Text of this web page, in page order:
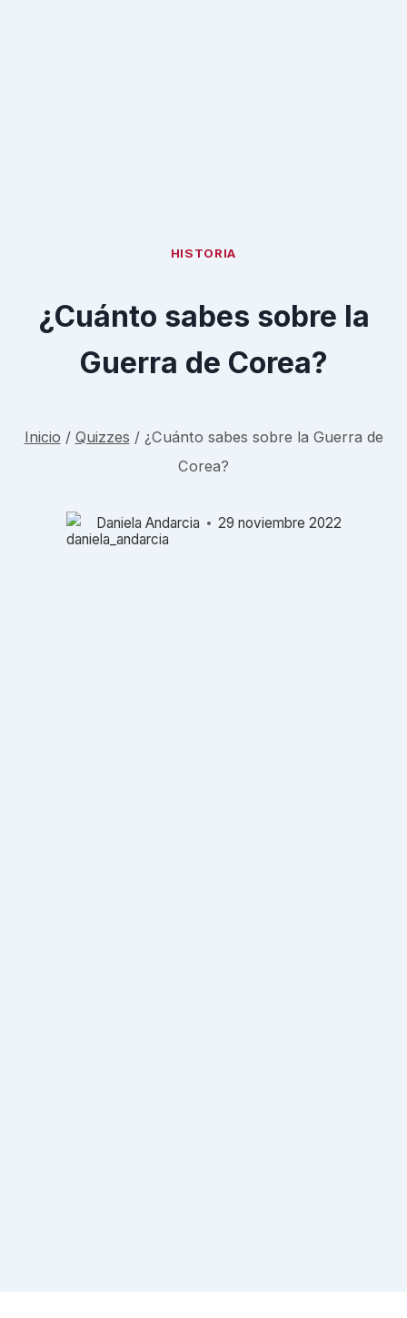
HISTORIA
¿Cuánto sabes sobre la
Guerra de Corea?
Inicio / Quizzes / ¿Cuánto sabes sobre la Guerra de
Corea?
Daniela Andarcia 29 noviembre 2022